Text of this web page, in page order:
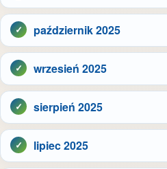
październik 2025
wrzesień 2025
sierpień 2025
lipiec 2025